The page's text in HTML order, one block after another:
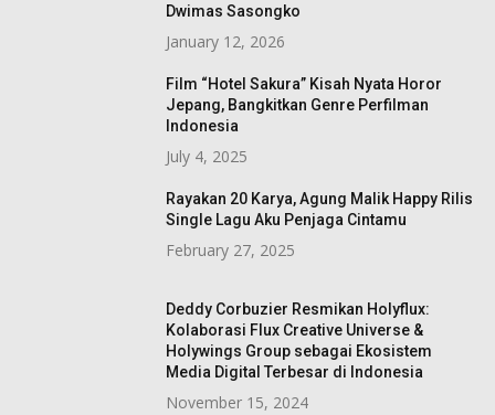
Dwimas Sasongko
January 12, 2026
Film “Hotel Sakura” Kisah Nyata Horor
Jepang, Bangkitkan Genre Perfilman
Indonesia
July 4, 2025
Rayakan 20 Karya, Agung Malik Happy Rilis
Single Lagu Aku Penjaga Cintamu
February 27, 2025
Deddy Corbuzier Resmikan Holyflux:
Kolaborasi Flux Creative Universe &
Holywings Group sebagai Ekosistem
Media Digital Terbesar di Indonesia
November 15, 2024